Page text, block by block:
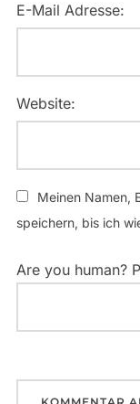
E-Mail Adresse:
Website:
Meinen Namen,
speichern, bis ich
Are you human?